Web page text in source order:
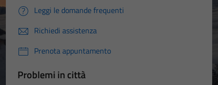
Leggi le domande frequenti
Richiedi assistenza
Prenota appuntamento
Problemi in città